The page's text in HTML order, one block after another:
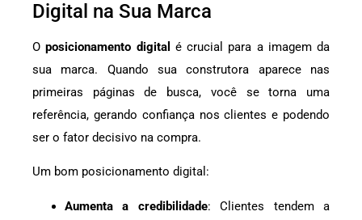
Digital na Sua Marca
Oposicionamento digital é crucial para a imagem da
sua marca. Quando sua construtora aparece nas
primeiras páginas de busca, você se torna uma
referência, gerando confiança nos clientes e podendo
ser o fator decisivo na compra.
Um bom posicionamento digital:
Aumenta a credibilidade: Clientes tendem a